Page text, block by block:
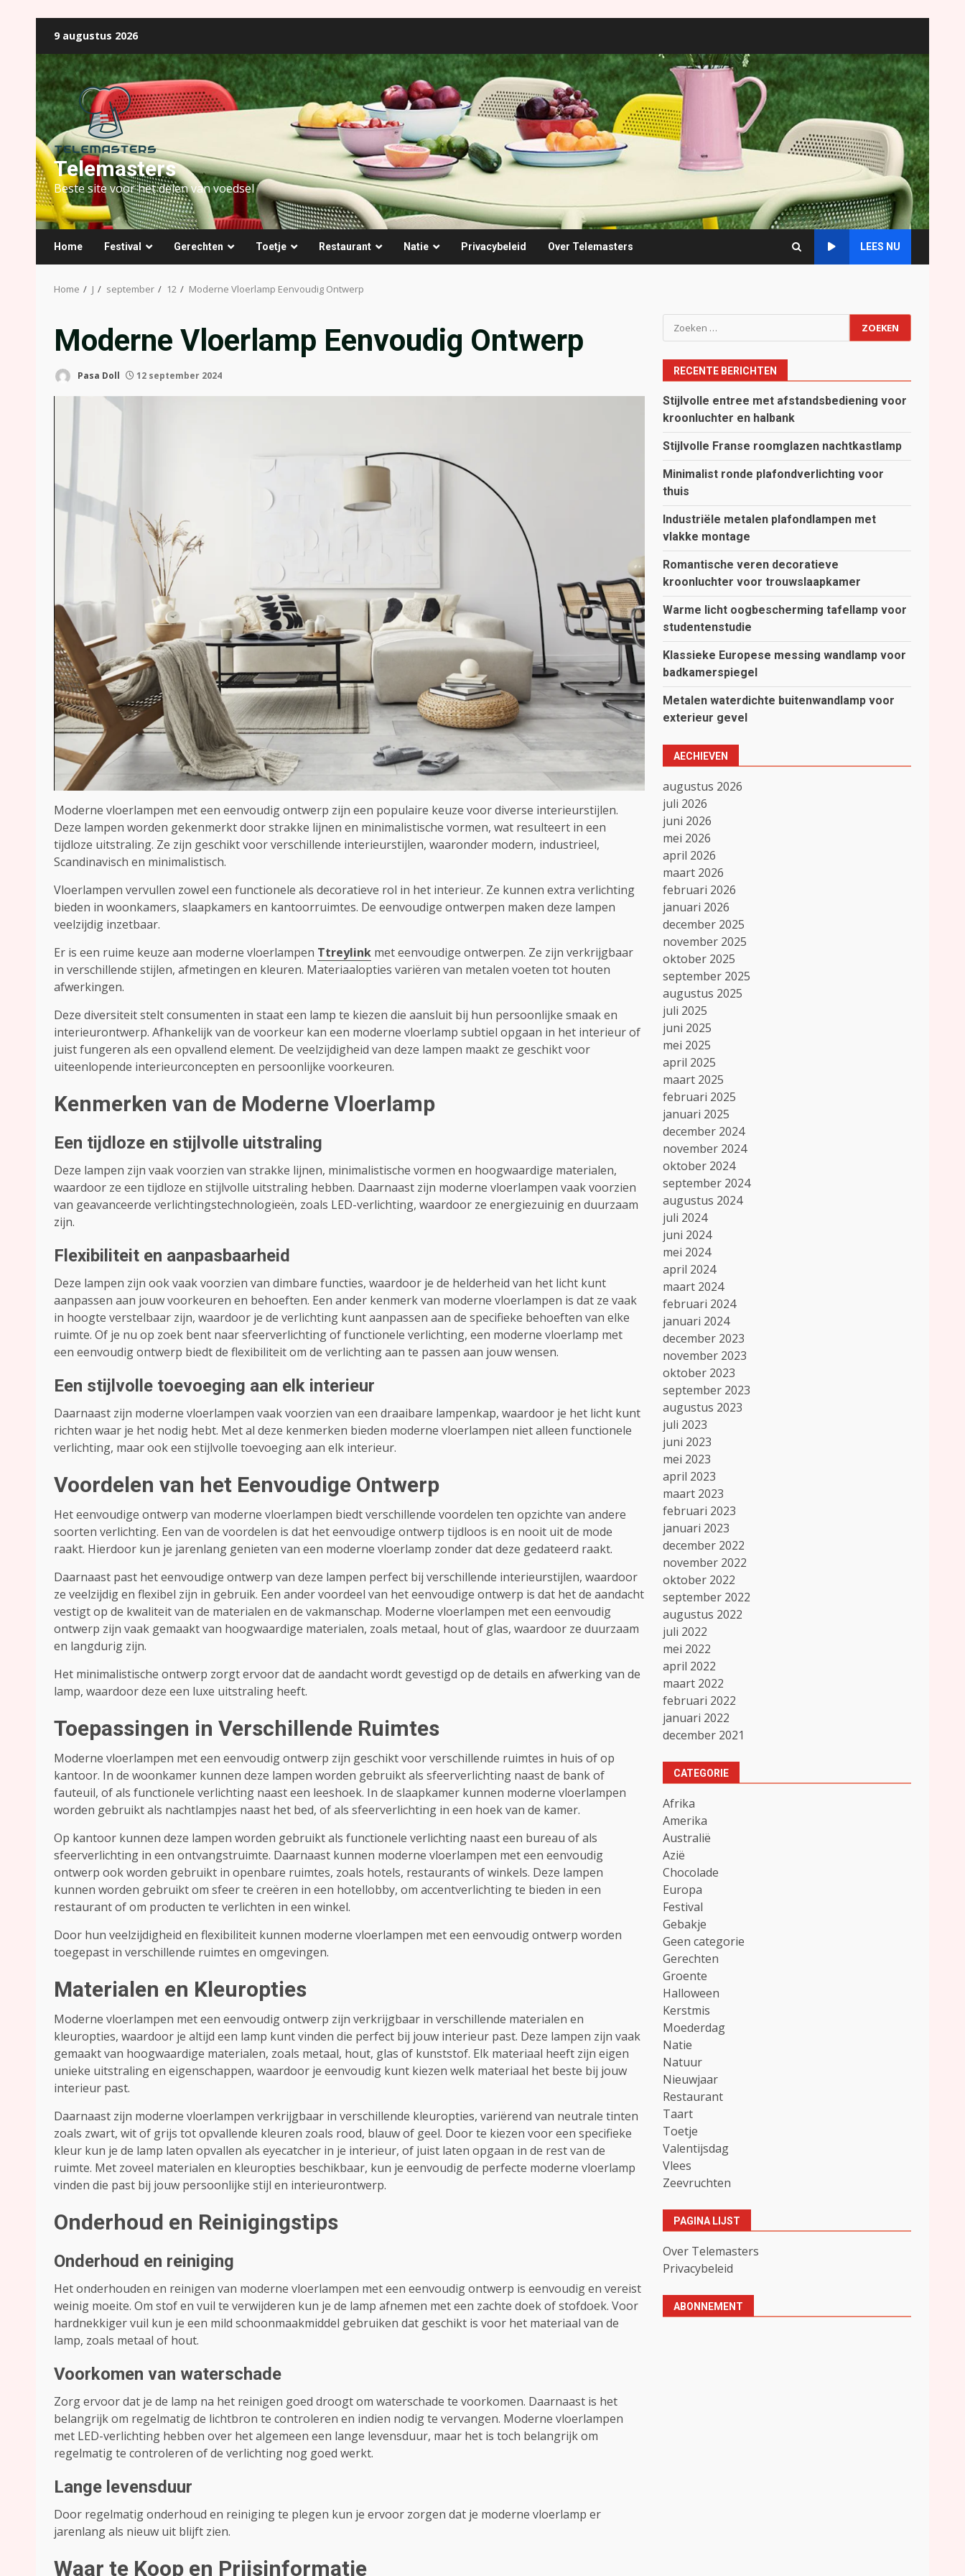
naar
de
inhoud
9 augustus 2026
Telemasters
Beste site voor het delen van voedsel
Home Festival Gerechten Toetje Restaurant Natie Privacybeleid Over Telemasters LEES NU
Home J september 12 Moderne Vloerlamp Eenvoudig Ontwerp
Moderne Vloerlamp Eenvoudig Ontwerp
Pasa Doll 12 september 2024
Moderne vloerlampen met een eenvoudig ontwerp zijn een populaire keuze voor diverse interieurstijlen.
Deze lampen worden gekenmerkt door strakke lijnen en minimalistische vormen, wat resulteert in een
tijdloze uitstraling. Ze zijn geschikt voor verschillende interieurstijlen, waaronder modern, industrieel,
Scandinavisch en minimalistisch.
Vloerlampen vervullen zowel een functionele als decoratieve rol in het interieur. Ze kunnen extra verlichting
bieden in woonkamers, slaapkamers en kantoorruimtes. De eenvoudige ontwerpen maken deze lampen
veelzijdig inzetbaar.
Er is een ruime keuze aan moderne vloerlampen Ttreylink met eenvoudige ontwerpen. Ze zijn verkrijgbaar
in verschillende stijlen, afmetingen en kleuren. Materiaalopties variëren van metalen voeten tot houten
afwerkingen.
Deze diversiteit stelt consumenten in staat een lamp te kiezen die aansluit bij hun persoonlijke smaak en
interieurontwerp. Afhankelijk van de voorkeur kan een moderne vloerlamp subtiel opgaan in het interieur of
juist fungeren als een opvallend element. De veelzijdigheid van deze lampen maakt ze geschikt voor
uiteenlopende interieurconcepten en persoonlijke voorkeuren.
Kenmerken van de Moderne Vloerlamp
Een tijdloze en stijlvolle uitstraling
Deze lampen zijn vaak voorzien van strakke lijnen, minimalistische vormen en hoogwaardige materialen,
waardoor ze een tijdloze en stijlvolle uitstraling hebben. Daarnaast zijn moderne vloerlampen vaak voorzien
van geavanceerde verlichtingstechnologieën, zoals LED-verlichting, waardoor ze energiezuinig en duurzaam
zijn.
Flexibiliteit en aanpasbaarheid
Deze lampen zijn ook vaak voorzien van dimbare functies, waardoor je de helderheid van het licht kunt
aanpassen aan jouw voorkeuren en behoeften. Een ander kenmerk van moderne vloerlampen is dat ze vaak
in hoogte verstelbaar zijn, waardoor je de verlichting kunt aanpassen aan de specifieke behoeften van elke
ruimte. Of je nu op zoek bent naar sfeerverlichting of functionele verlichting, een moderne vloerlamp met
een eenvoudig ontwerp biedt de flexibiliteit om de verlichting aan te passen aan jouw wensen.
Een stijlvolle toevoeging aan elk interieur
Daarnaast zijn moderne vloerlampen vaak voorzien van een draaibare lampenkap, waardoor je het licht kunt
richten waar je het nodig hebt. Met al deze kenmerken bieden moderne vloerlampen niet alleen functionele
verlichting, maar ook een stijlvolle toevoeging aan elk interieur.
Voordelen van het Eenvoudige Ontwerp
Het eenvoudige ontwerp van moderne vloerlampen biedt verschillende voordelen ten opzichte van andere
soorten verlichting. Een van de voordelen is dat het eenvoudige ontwerp tijdloos is en nooit uit de mode
raakt. Hierdoor kun je jarenlang genieten van een moderne vloerlamp zonder dat deze gedateerd raakt.
Daarnaast past het eenvoudige ontwerp van deze lampen perfect bij verschillende interieurstijlen, waardoor
ze veelzijdig en flexibel zijn in gebruik. Een ander voordeel van het eenvoudige ontwerp is dat het de aandacht
vestigt op de kwaliteit van de materialen en de vakmanschap. Moderne vloerlampen met een eenvoudig
ontwerp zijn vaak gemaakt van hoogwaardige materialen, zoals metaal, hout of glas, waardoor ze duurzaam
en langdurig zijn.
Het minimalistische ontwerp zorgt ervoor dat de aandacht wordt gevestigd op de details en afwerking van de
lamp, waardoor deze een luxe uitstraling heeft.
Toepassingen in Verschillende Ruimtes
Moderne vloerlampen met een eenvoudig ontwerp zijn geschikt voor verschillende ruimtes in huis of op
kantoor. In de woonkamer kunnen deze lampen worden gebruikt als sfeerverlichting naast de bank of
fauteuil, of als functionele verlichting naast een leeshoek. In de slaapkamer kunnen moderne vloerlampen
worden gebruikt als nachtlampjes naast het bed, of als sfeerverlichting in een hoek van de kamer.
Op kantoor kunnen deze lampen worden gebruikt als functionele verlichting naast een bureau of als
sfeerverlichting in een ontvangstruimte. Daarnaast kunnen moderne vloerlampen met een eenvoudig
ontwerp ook worden gebruikt in openbare ruimtes, zoals hotels, restaurants of winkels. Deze lampen
kunnen worden gebruikt om sfeer te creëren in een hotellobby, om accentverlichting te bieden in een
restaurant of om producten te verlichten in een winkel.
Door hun veelzijdigheid en flexibiliteit kunnen moderne vloerlampen met een eenvoudig ontwerp worden
toegepast in verschillende ruimtes en omgevingen.
Materialen en Kleuropties
Moderne vloerlampen met een eenvoudig ontwerp zijn verkrijgbaar in verschillende materialen en
kleuropties, waardoor je altijd een lamp kunt vinden die perfect bij jouw interieur past. Deze lampen zijn vaak
gemaakt van hoogwaardige materialen, zoals metaal, hout, glas of kunststof. Elk materiaal heeft zijn eigen
unieke uitstraling en eigenschappen, waardoor je eenvoudig kunt kiezen welk materiaal het beste bij jouw
interieur past.
Daarnaast zijn moderne vloerlampen verkrijgbaar in verschillende kleuropties, variërend van neutrale tinten
zoals zwart, wit of grijs tot opvallende kleuren zoals rood, blauw of geel. Door te kiezen voor een specifieke
kleur kun je de lamp laten opvallen als eyecatcher in je interieur, of juist laten opgaan in de rest van de
ruimte. Met zoveel materialen en kleuropties beschikbaar, kun je eenvoudig de perfecte moderne vloerlamp
vinden die past bij jouw persoonlijke stijl en interieurontwerp.
Onderhoud en Reinigingstips
Onderhoud en reiniging
Het onderhouden en reinigen van moderne vloerlampen met een eenvoudig ontwerp is eenvoudig en vereist
weinig moeite. Om stof en vuil te verwijderen kun je de lamp afnemen met een zachte doek of stofdoek. Voor
hardnekkiger vuil kun je een mild schoonmaakmiddel gebruiken dat geschikt is voor het materiaal van de
lamp, zoals metaal of hout.
Voorkomen van waterschade
Zorg ervoor dat je de lamp na het reinigen goed droogt om waterschade te voorkomen. Daarnaast is het
belangrijk om regelmatig de lichtbron te controleren en indien nodig te vervangen. Moderne vloerlampen
met LED-verlichting hebben over het algemeen een lange levensduur, maar het is toch belangrijk om
regelmatig te controleren of de verlichting nog goed werkt.
Lange levensduur
Door regelmatig onderhoud en reiniging te plegen kun je ervoor zorgen dat je moderne vloerlamp er
jarenlang als nieuw uit blijft zien.
Waar te Koop en Prijsinformatie
Zoeken
naar:
RECENTE BERICHTEN
Stijlvolle entree met afstandsbediening voor
kroonluchter en halbank
Stijlvolle Franse roomglazen nachtkastlamp
Minimalist ronde plafondverlichting voor
thuis
Industriële metalen plafondlampen met
vlakke montage
Romantische veren decoratieve
kroonluchter voor trouwslaapkamer
Warme licht oogbescherming tafellamp voor
studentenstudie
Klassieke Europese messing wandlamp voor
badkamerspiegel
Metalen waterdichte buitenwandlamp voor
exterieur gevel
AECHIEVEN
augustus 2026
juli 2026
juni 2026
mei 2026
april 2026
maart 2026
februari 2026
januari 2026
december 2025
november 2025
oktober 2025
september 2025
augustus 2025
juli 2025
juni 2025
mei 2025
april 2025
maart 2025
februari 2025
januari 2025
december 2024
november 2024
oktober 2024
september 2024
augustus 2024
juli 2024
juni 2024
mei 2024
april 2024
maart 2024
februari 2024
januari 2024
december 2023
november 2023
oktober 2023
september 2023
augustus 2023
juli 2023
juni 2023
mei 2023
april 2023
maart 2023
februari 2023
januari 2023
december 2022
november 2022
oktober 2022
september 2022
augustus 2022
juli 2022
mei 2022
april 2022
maart 2022
februari 2022
januari 2022
december 2021
CATEGORIE
Afrika
Amerika
Australië
Azië
Chocolade
Europa
Festival
Gebakje
Geen categorie
Gerechten
Groente
Halloween
Kerstmis
Moederdag
Natie
Natuur
Nieuwjaar
Restaurant
Taart
Toetje
Valentijsdag
Vlees
Zeevruchten
PAGINA LIJST
Over Telemasters
Privacybeleid
ABONNEMENT